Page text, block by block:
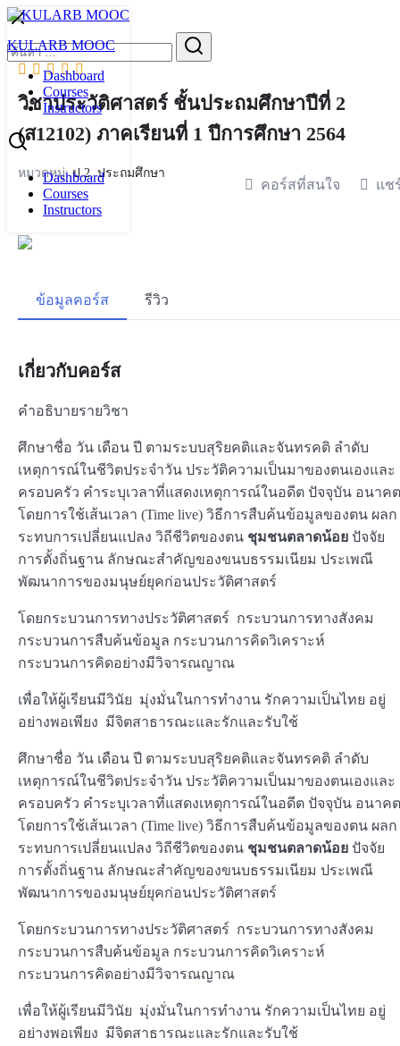
Skip
content
KULARB MOOC
Dashboard
Courses
Instructors
Dashboard
Courses
Instructors
Search
for:
วิชาประวัติศาสตร์ ชั้นประถมศึกษาปีที่ 2
(ส12102) ภาคเรียนที่ 1 ปีการศึกษา 2564
หมวดหมู่:ป.2,ประถมศึกษา
คอร์สที่สนใจ แช
ข้อมูลคอร์ส รีวิว
เกี่ยวกับคอร์ส
คำอธิบายรายวิชา
ศึกษาชื่อ วัน เดือน ปี ตามระบบสุริยคติและจันทรคติ ลำดับ
เหตุการณ์ในชีวิตประจำวัน ประวัติความเป็นมาของตนเองและ
ครอบครัว คำระบุเวลาที่แสดงเหตุการณ์ในอดีต ปัจจุบัน อนาคต
โดยการใช้เส้นเวลา (Time live) วิธีการสืบค้นข้อมูลของตน ผลก
ระทบการเปลี่ยนแปลง วิถีชีวิตของตน ชุมชนตลาดน้อย ปัจจัย
การตั้งถิ่นฐาน ลักษณะสำคัญของขนบธรรมเนียม ประเพณี
พัฒนาการของมนุษย์ยุคก่อนประวัติศาสตร์
โดยกระบวนการทางประวัติศาสตร์ กระบวนการทางสังคม
กระบวนการสืบค้นข้อมูล กระบวนการคิดวิเคราะห์
กระบวนการคิดอย่างมีวิจารณญาณ
เพื่อให้ผู้เรียนมีวินัย มุ่งมั่นในการทำงาน รักความเป็นไทย อยู่
อย่างพอเพียง มีจิตสาธารณะและรักและรับใช้
ศึกษาชื่อ วัน เดือน ปี ตามระบบสุริยคติและจันทรคติ ลำดับ
เหตุการณ์ในชีวิตประจำวัน ประวัติความเป็นมาของตนเองและ
ครอบครัว คำระบุเวลาที่แสดงเหตุการณ์ในอดีต ปัจจุบัน อนาคต
โดยการใช้เส้นเวลา (Time live) วิธีการสืบค้นข้อมูลของตน ผลก
ระทบการเปลี่ยนแปลง วิถีชีวิตของตน ชุมชนตลาดน้อย ปัจจัย
การตั้งถิ่นฐาน ลักษณะสำคัญของขนบธรรมเนียม ประเพณี
พัฒนาการของมนุษย์ยุคก่อนประวัติศาสตร์
โดยกระบวนการทางประวัติศาสตร์ กระบวนการทางสังคม
กระบวนการสืบค้นข้อมูล กระบวนการคิดวิเคราะห์
กระบวนการคิดอย่างมีวิจารณญาณ
เพื่อให้ผู้เรียนมีวินัย มุ่งมั่นในการทำงาน รักความเป็นไทย อยู่
อย่างพอเพียง มีจิตสาธารณะและรักและรับใช้